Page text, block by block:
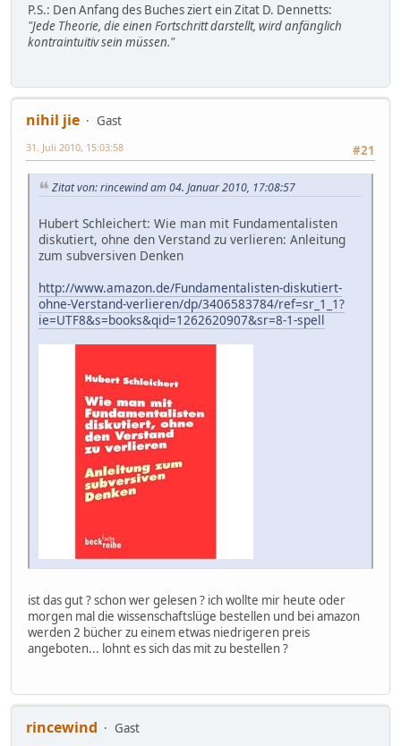
P.S.: Den Anfang des Buches ziert ein Zitat D. Dennetts:
"Jede Theorie, die einen Fortschritt darstellt, wird anfänglich
kontraintuitiv sein müssen."
nihil jie
Gast
#21
31. Juli 2010, 15:03:58
Zitat von: rincewind am 04. Januar 2010, 17:08:57
Hubert Schleichert: Wie man mit Fundamentalisten
diskutiert, ohne den Verstand zu verlieren: Anleitung
zum subversiven Denken
http://www.amazon.de/Fundamentalisten-diskutiert-
ohne-Verstand-verlieren/dp/3406583784/ref=sr_1_1?
ie=UTF8&s=books&qid=1262620907&sr=8-1-spell
ist das gut ? schon wer gelesen ? ich wollte mir heute oder
morgen mal die wissenschaftslüge bestellen und bei amazon
werden 2 bücher zu einem etwas niedrigeren preis
angeboten... lohnt es sich das mit zu bestellen ?
rincewind Gast